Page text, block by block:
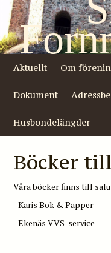
Aktuellt Om
Dokument
Husbondelängder
Böcker
Våra böcker finns till
- Karis Bok & Papper
- Ekenäs VVS-service